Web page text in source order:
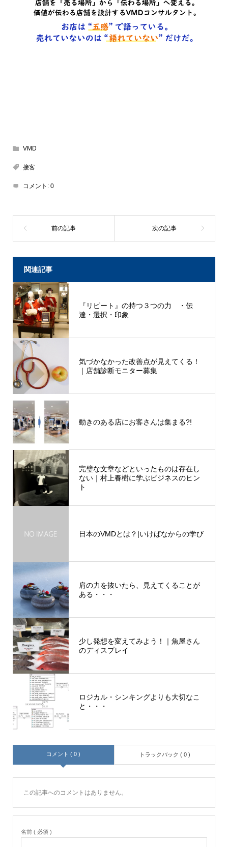
VMD
接客
コメント: 0
関連記事
『リピート』の持つ３つの力 ・伝
達・選択・印象
気づかなかった改善点が見えてくる！
｜店舗診断モニター募集
動きのある店にお客さんは集まる?!
完璧な文章などといったものは存在し
ない｜村上春樹に学ぶビジネスのヒン
ト
日本のVMDとは？|いけばなからの学び
肩の力を抜いたら、見えてくることが
ある・・・
少し発想を変えてみよう！｜魚屋さん
のディスプレイ
ロジカル・シンキングよりも大切なこ
と・・・
コメント ( 0 ) トラックバック ( 0 )
この記事へのコメントはありません。
名前 ( 必須 )